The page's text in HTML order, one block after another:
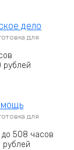
дело
для
рублей
для
508 часов
рублей